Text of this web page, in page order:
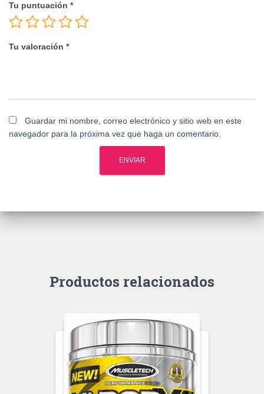
Tu puntuación *
Tu valoración *
Guardar mi nombre, correo electrónico y sitio web en este
navegador para la próxima vez que haga un comentario.
Productos relacionados